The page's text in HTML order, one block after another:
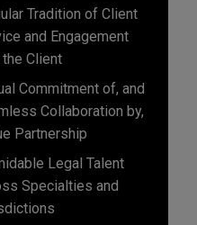
Tradition of Client
and Engagement
Client
Commitment of, and
Collaboration by,
Partnership
Legal Talent
Specialties and